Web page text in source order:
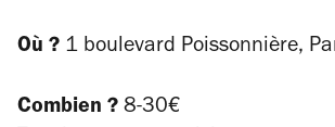
Où ? 1 boulevard Poissonnière,
Combien ? 8-30€